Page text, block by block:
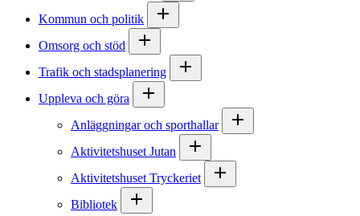
Kommun och politik
Omsorg och stöd
Trafik och stadsplanering
Uppleva och göra
Anläggningar och sporthallar
Aktivitetshuset Jutan
Aktivitetshuset Tryckeriet
Bibliotek